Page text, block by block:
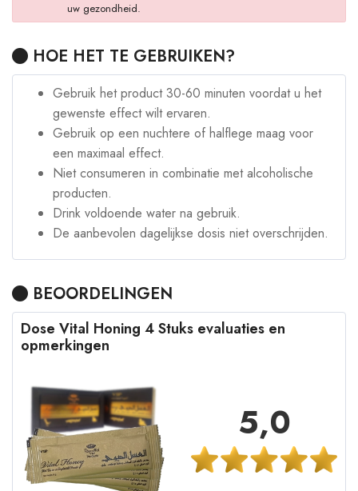
uw gezondheid.
HOE HET TE GEBRUIKEN?
Gebruik het product 30-60 minuten voordat u het
gewenste effect wilt ervaren.
Gebruik op een nuchtere of halflege maag voor
een maximaal effect.
Niet consumeren in combinatie met alcoholische
producten.
Drink voldoende water na gebruik.
De aanbevolen dagelijkse dosis niet overschrijden.
BEOORDELINGEN
Dose Vital Honing 4 Stuks evaluaties en
opmerkingen
5,0